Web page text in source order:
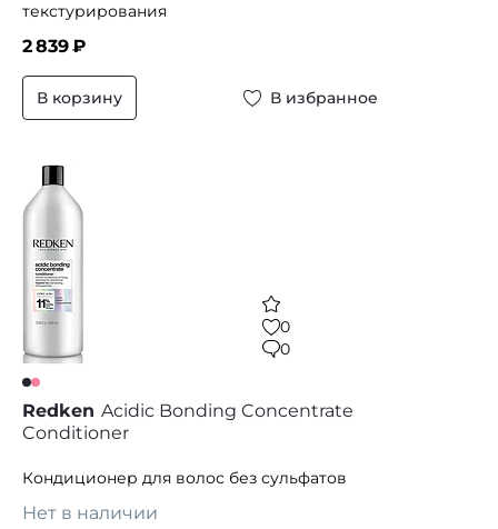
текстурирования
2 839₽
В корзину В избранное
0
0
Redken Acidic Bonding Concentrate
Conditioner
Кондиционер для волос без сульфатов
Нет в наличии